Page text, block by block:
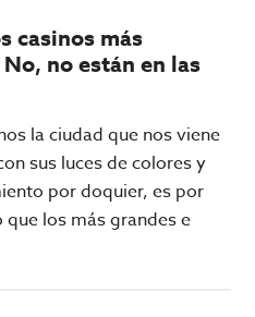
casinos más
no están en las
la ciudad que nos viene
sus luces de colores y
por doquier, es por
los más grandes e